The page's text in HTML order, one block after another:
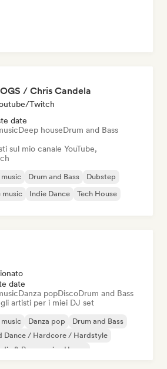
/ Chris Candela
Twitch
date
Deep houseDrum and Bass
sul mio canale YouTube,
music Drum and Bass
Dubstep
music Indie Dance Tech House
date
Danza popDiscoDrum and Bass
artisti per i miei DJ set
music Danza pop
Drum and Bass
Dance / Hardcore / Hardstyle
& Progressive House